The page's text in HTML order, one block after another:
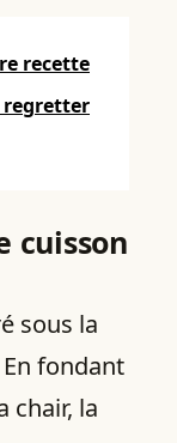
recette
regretter
cuisson
sous la
fondant
chair, la